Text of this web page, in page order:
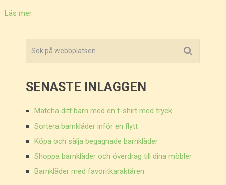
Läs mer
SENASTE INLÄGGEN
Matcha ditt barn med en t-shirt med tryck
Sortera barnkläder inför en flytt
Köpa och sälja begagnade barnkläder
Shoppa barnkläder och överdrag till dina möbler
Barnkläder med favoritkaraktären